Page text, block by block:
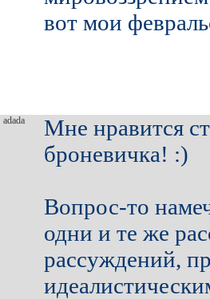
вот мои
adada
Мне нравится
броневичка! :)
Вопрос-то
одни и те же
рассуждений,